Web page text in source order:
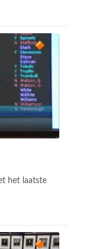
het laatste